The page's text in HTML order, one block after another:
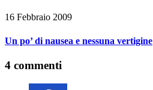
16 Febbraio 2009
Un po’ di nausea e nessuna vertigine
4 commenti